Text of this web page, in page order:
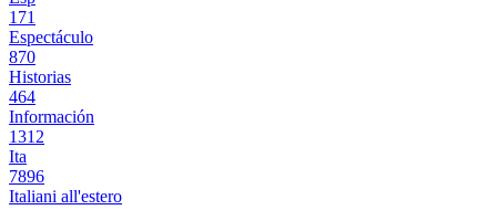
171
Espectáculo
870
Historias
464
Información
1312
Ita
7896
Italiani all'estero